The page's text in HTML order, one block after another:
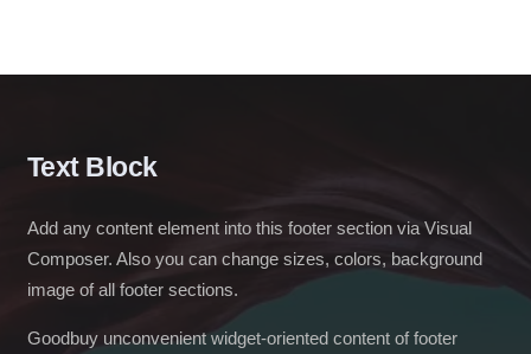
Text Block
Add any content element into this footer section via Visual
Composer. Also you can change sizes, colors, background
image of all footer sections.
Goodbuy unconvenient widget-oriented content of footer